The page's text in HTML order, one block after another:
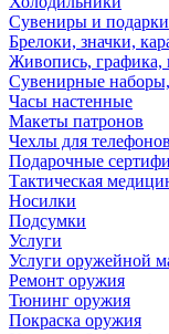
Сувениры и подарки
Брелоки, значки,
Живопись, графика,
Сувенирные
Часы настенные
Макеты патронов
Чехлы для телефонов
Подарочные
Тактическая
Носилки
Подсумки
Услуги
Услуги оружейной
Ремонт оружия
Тюнинг оружия
Покраска оружия